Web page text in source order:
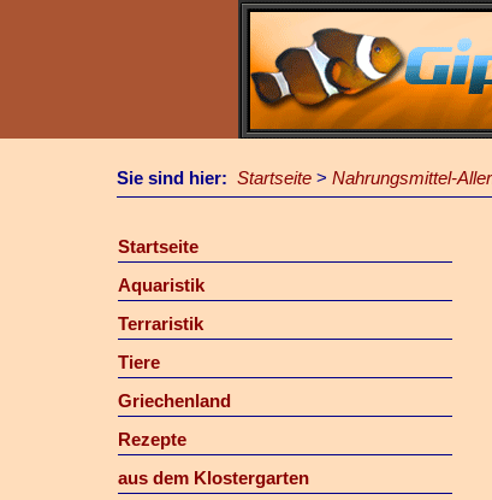
Sie sind hier: Startseite > Nahrungsmittel-
Startseite
Aquaristik
Terraristik
Tiere
Griechenland
Rezepte
aus dem Klostergarten